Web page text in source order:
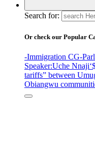
Search for:
Or check our Popular
-Immigration CG-
Speaker:Uche Nnaji
tariffs” between
Obiangwu